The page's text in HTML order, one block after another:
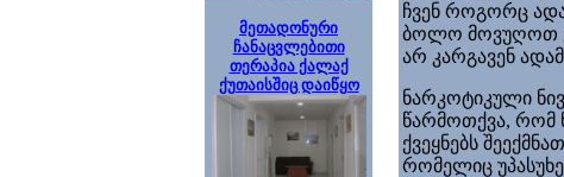
მეთადონური
ჩანაცვლებითი
თერაპია ქალაქ
ქუთაისშიც დაიწყო
ჩვენ როგორც
ბოლო მოვუღოთ
არ კარგავენ
ნარკოტიკული
წარმოთქვა, რომ
ქვეყნებს
რომელიც